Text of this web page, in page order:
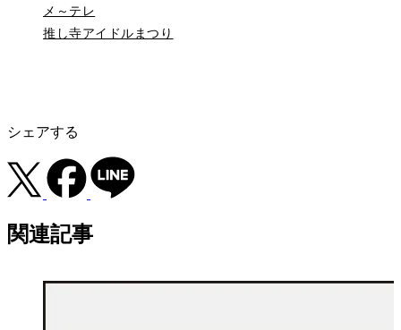
メ～テレ
推し寺アイドルまつり
シェアする
関連記事